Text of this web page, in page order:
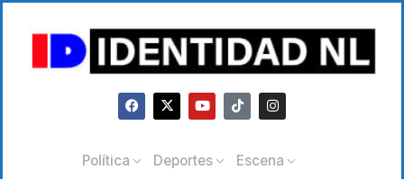
Política Deportes
Escena